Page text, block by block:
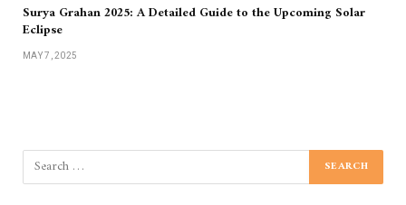
Surya Grahan 2025: A Detailed Guide to the Upcoming Solar
Eclipse
MAY 7, 2025